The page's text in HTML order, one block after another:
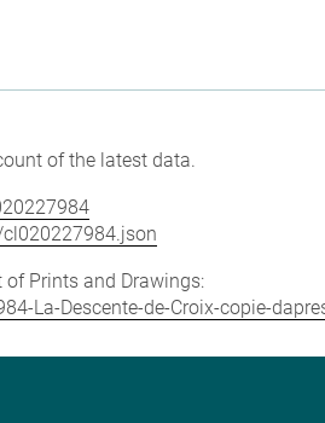
of the latest data.
Prints and Drawings:
La-Descente-de-Croix-copie-